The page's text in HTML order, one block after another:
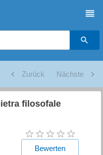
Zurück Nächste
filosofale
Bewerten